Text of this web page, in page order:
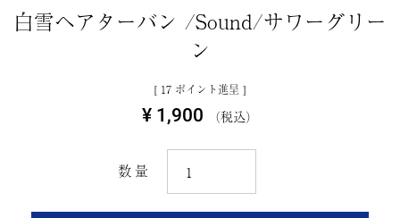
白雪ヘアターバン /Sound/サワーグリー
ン
[ 17 ポイント進呈 ]
¥ 1,900 税込